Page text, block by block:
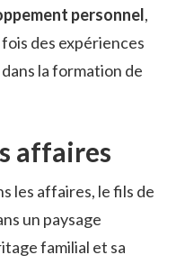
personnel,
des expériences
la formation de
affaires
les affaires, le fils de
un paysage
familial et sa